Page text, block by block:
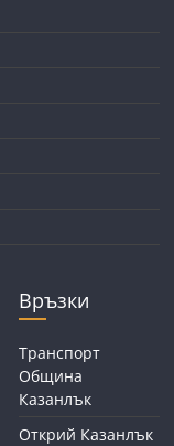
Връзки
Транспорт
Община
Казанлък
Открий Казанлък